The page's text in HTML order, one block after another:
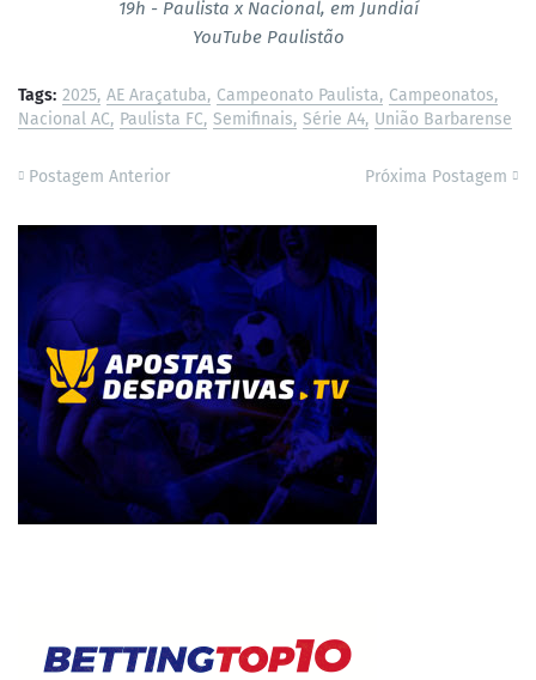
19h - Paulista x Nacional, em Jundiaí
YouTube Paulistão
Tags: 2025 AE Araçatuba Campeonato Paulista Campeonatos
Nacional AC Paulista FC Semifinais Série A4 União Barbarense
Postagem Anterior Próxima Postagem